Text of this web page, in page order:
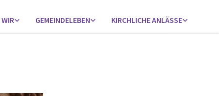
GEMEINDELEBEN KIRCHLICHE ANLÄSSE